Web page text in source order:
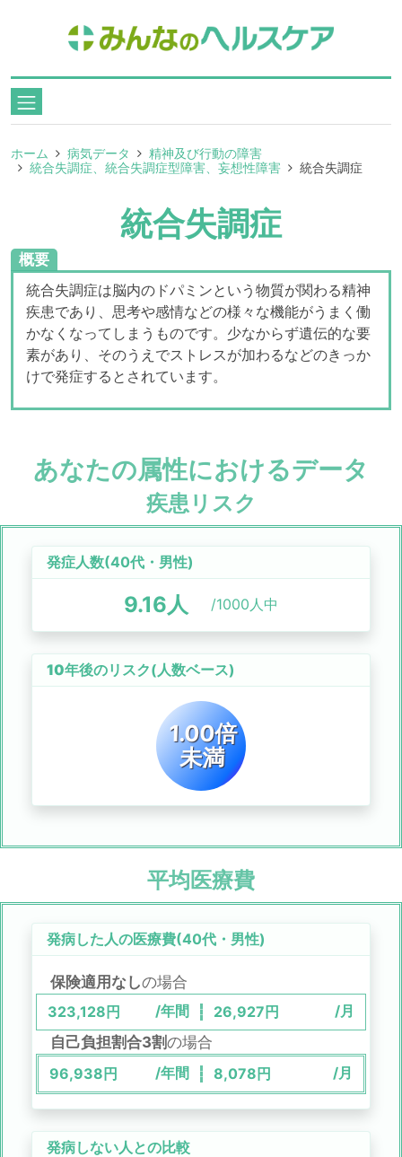
ホーム 病気データ
精神及び行動の障害
統合失調症、統合失調症型障害、妄想性障害
統合失調症
統合失調症
概要
統合失調症は脳内のドパミンという物質が関わる精神
疾患であり、思考や感情などの様々な機能がうまく働
かなくなってしまうものです。少なからず遺伝的な要
素があり、そのうえでストレスが加わるなどのきっか
けで発症するとされています。
あなたの属性におけるデータ
疾患リスク
発症人数(40代 ・ 男性)
9.16人 /1000人中
10年後のリスク(人数ベース)
1.00倍
未満
平均医療費
発病した人の医療費(40代 ・ 男性)
保険適用なしの場合
323,128円 /年間 26,927円
/月
自己負担割合3割の場合
96,938円 /年間 8,078円 /月
発病しない人との比較